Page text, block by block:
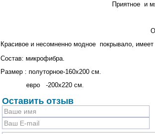
Приятное и
Красивое и несомненно модное покрывало,
Состав: микрофибра.
Размер : полуторное-160х200 см.
евро -200х220 см.
Оставить отзыв